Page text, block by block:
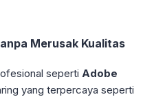
Merusak Kualitas
seperti Adobe
yang terpercaya seperti